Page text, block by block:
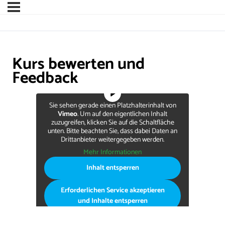
Kurs bewerten und
Feedback
Sie sehen gerade einen Platzhalterinhalt von
Vimeo. Um auf den eigentlichen Inhalt
zuzugreifen, klicken Sie auf die Schaltfläche
unten. Bitte beachten Sie, dass dabei Daten an
Drittanbieter weitergegeben werden.
Mehr Informationen
Inhalt entsperren
Erforderlichen Service akzeptieren
und Inhalte entsperren